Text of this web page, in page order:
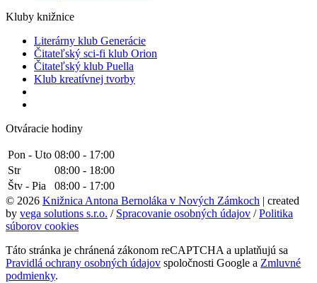
Kluby knižnice
Literárny klub Generácie
Čitateľský sci-fi klub Orion
Čitateľský klub Puella
Klub kreatívnej tvorby
Otváracie hodiny
Pon - Uto 08:00 - 17:00
Str
08:00 - 18:00
Štv - Pia
08:00 - 17:00
© 2026 Knižnica Antona Bernoláka v Nových Zámkoch | created
by vega solutions s.r.o. / Spracovanie osobných údajov /Politika
súborov cookies
Táto stránka je chránená zákonom reCAPTCHA a uplatňujú sa
Pravidlá ochrany osobných údajov spoločnosti Google a Zmluvné
podmienky.